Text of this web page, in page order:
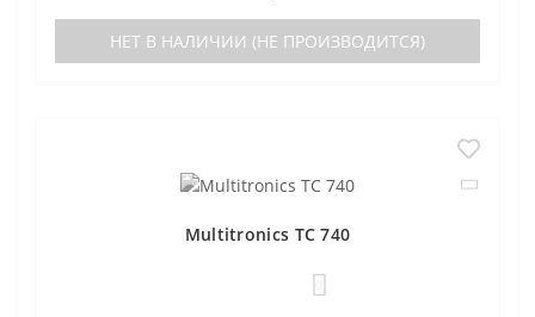
НЕТ В НАЛИЧИИ (НЕ ПРОИЗВОДИТСЯ)
Multitronics TC 740